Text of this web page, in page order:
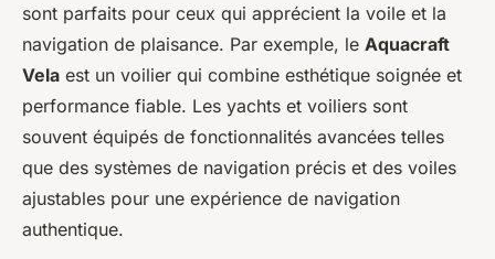
sont parfaits pour ceux qui apprécient la voile et la
navigation de plaisance. Par exemple, le Aquacraft
Vela est un voilier qui combine esthétique soignée et
performance fiable. Les yachts et voiliers sont
souvent équipés de fonctionnalités avancées telles
que des systèmes de navigation précis et des voiles
ajustables pour une expérience de navigation
authentique.